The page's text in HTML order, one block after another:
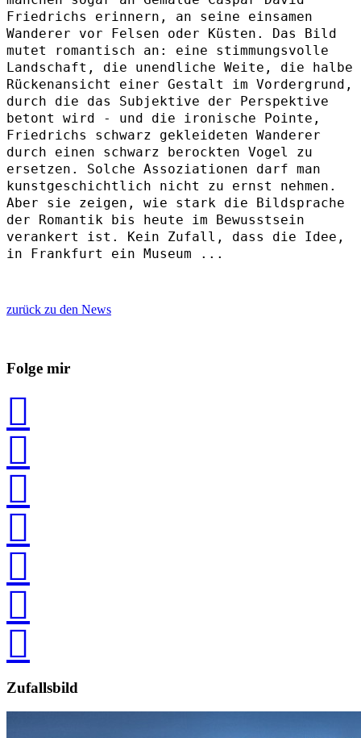
Friedrichs erinnern, an seine einsamen
Wanderer vor Felsen oder Küsten. Das Bild
mutet romantisch an: eine stimmungsvolle
Landschaft, die unendliche Weite, die halbe
Rückenansicht einer Gestalt im Vordergrund,
durch die das Subjektive der Perspektive
betont wird - und die ironische Pointe,
Friedrichs schwarz gekleideten Wanderer
durch einen schwarz berockten Vogel zu
ersetzen. Solche Assoziationen darf man
kunstgeschichtlich nicht zu ernst nehmen.
Aber sie zeigen, wie stark die Bildsprache
der Romantik bis heute im Bewusstsein
verankert ist. Kein Zufall, dass die Idee,
in Frankfurt ein Museum ...
zurück zu den News
Folge mir







Zufallsbild